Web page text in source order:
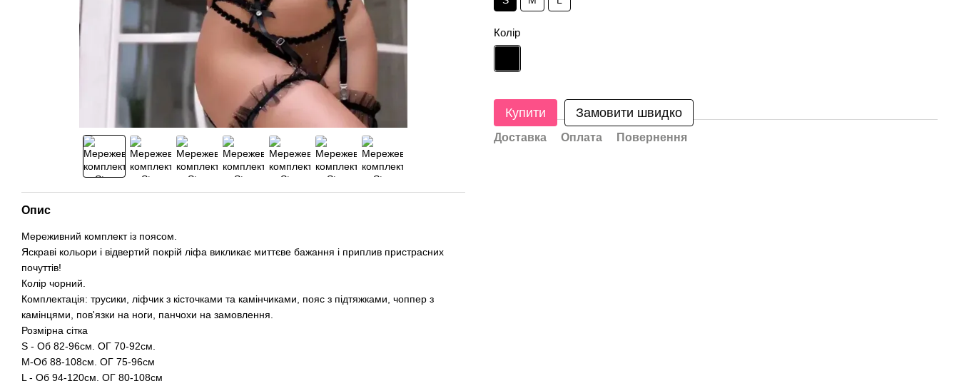
Опис
Мереживний комплект із поясом.
Яскраві кольори і відвертий покрій ліфа викликає миттєве бажання і приплив пристрасних
почуттів!
Колір чорний.
Комплектація: трусики, ліфчик з кісточками та камінчиками, пояс з підтяжками, чоппер з
камінцями, пов'язки на ноги, панчохи на замовлення.
Розмірна сітка
S - Об 82-96см. ОГ 70-92см.
M-Об 88-108см. ОГ 75-96см
L - Об 94-120см. ОГ 80-108см
Колір
Купити Замовити швидко
Доставка Оплата Повернення